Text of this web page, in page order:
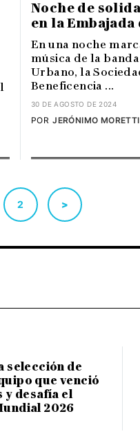
Noche de
en la
En una noche
música de la
Urbano, la
Beneficencia ...
30 DE AGOSTO DE 2024
JERÓNIMO MORETTI
POR
2 >
selección de
que venció
desafía el
2026